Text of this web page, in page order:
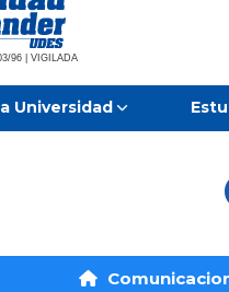
96 | VIGILADA
Universidad